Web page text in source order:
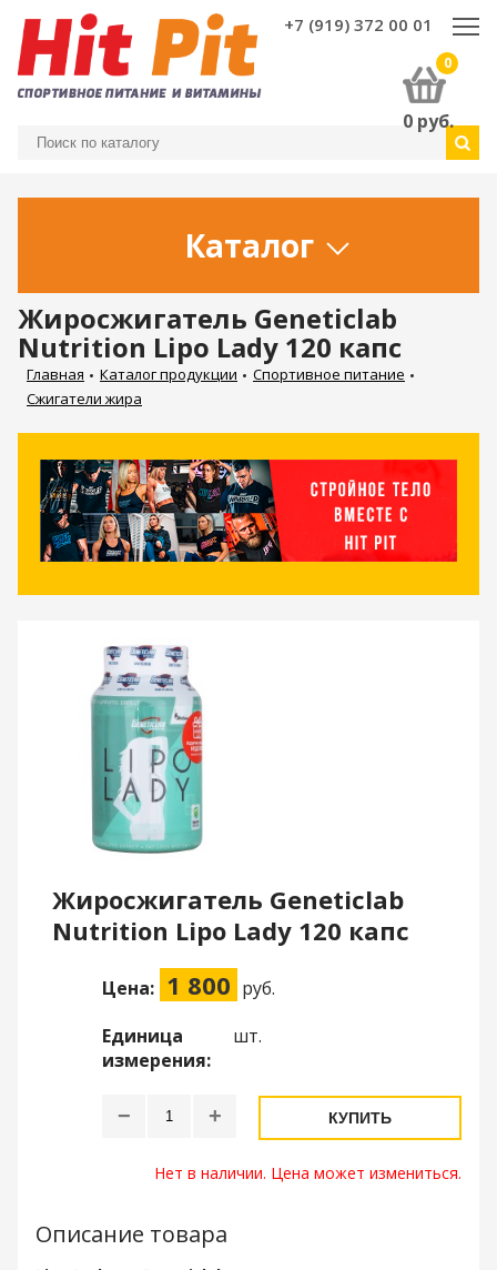
0
0 руб.
+7 (919) 372 00 01
Каталог
Жиросжигатель Geneticlab
Nutrition Lipo Lady 120 капс
Главная Каталог продукции
Спортивное питание
Сжигатели жира
Жиросжигатель Geneticlab
Nutrition Lipo Lady 120 капс
Цена: 1 800 руб.
Единица
измерения:
шт.
− + КУПИТЬ
Нет в наличии. Цена может измениться.
Описание товара